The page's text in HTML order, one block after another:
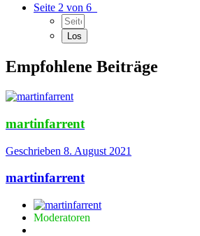
Seite 2 von 6
Empfohlene Beiträge
martinfarrent
Geschrieben 8. August 2021
martinfarrent
Moderatoren